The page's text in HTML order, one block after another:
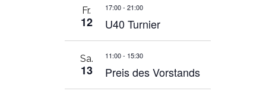
Fr.
12
17:00- 21:00
U40 Turnier
Sa.
13
11:00- 15:30
Preis des Vorstands